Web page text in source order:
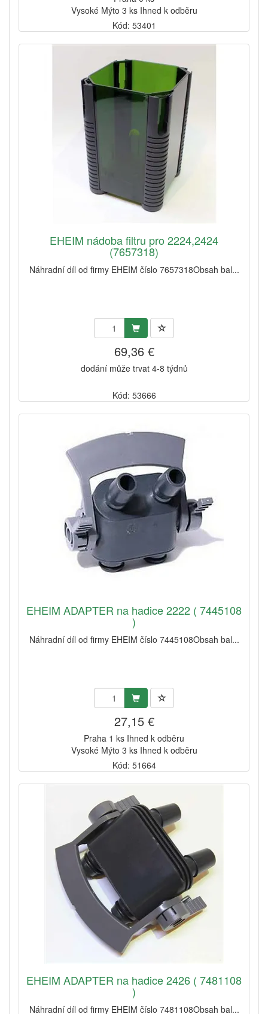
Vysoké Mýto 3 ks Ihned k odběru
Kód: 53401
EHEIM nádoba filtru pro 2224,2424
(7657318)
Náhradní díl od firmy EHEIM číslo 7657318Obsah bal...
69,36 €
dodání může trvat 4-8 týdnů
Kód: 53666
EHEIM ADAPTER na hadice 2222 ( 7445108
)
Náhradní díl od firmy EHEIM číslo 7445108Obsah bal...
27,15 €
Praha 1 ks Ihned k odběru
Vysoké Mýto 3 ks Ihned k odběru
Kód: 51664
EHEIM ADAPTER na hadice 2426 ( 7481108
)
Náhradní díl od firmy EHEIM číslo 7481108Obsah bal...